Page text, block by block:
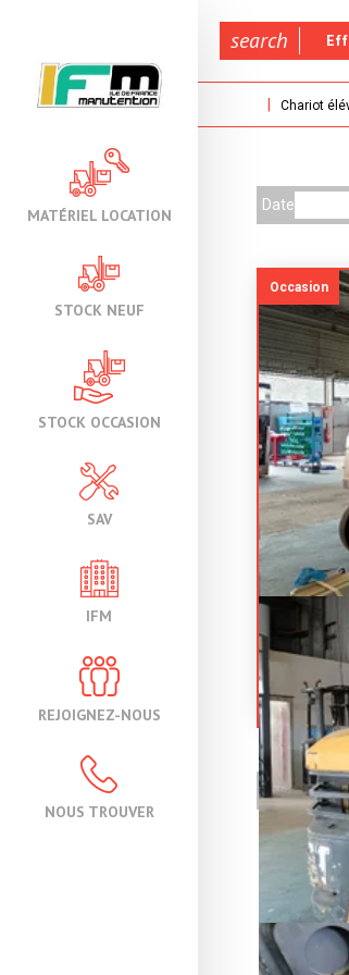
MATÉRIEL LOCATION
STOCK NEUF
STOCK OCCASION
SAV
IFM
REJOIGNEZ-NOUS
NOUS TROUVER
search
Chariot
Date
Occasion
Chariot
PAGE1/ 1